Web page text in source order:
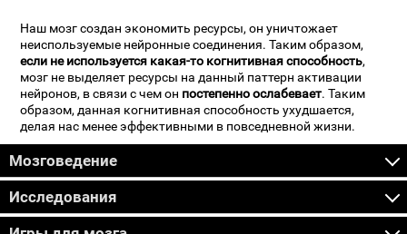
Наш мозг создан экономить ресурсы, он уничтожает
неиспользуемые нейронные соединения. Таким образом,
если не используется какая-то когнитивная способность,
мозг не выделяет ресурсы на данный паттерн активации
нейронов, в связи с чем он постепенно ослабевает. Таким
образом, данная когнитивная способность ухудшается,
делая нас менее эффективными в повседневной жизни.
Мозговедение
Исследования